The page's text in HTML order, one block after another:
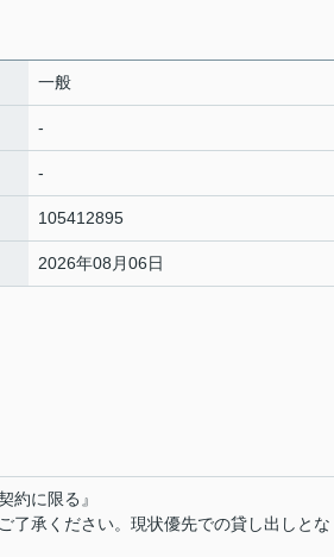
一般
-
-
105412895
2026年08月06日
に限る』
了承ください。現状優先での貸し出しとな